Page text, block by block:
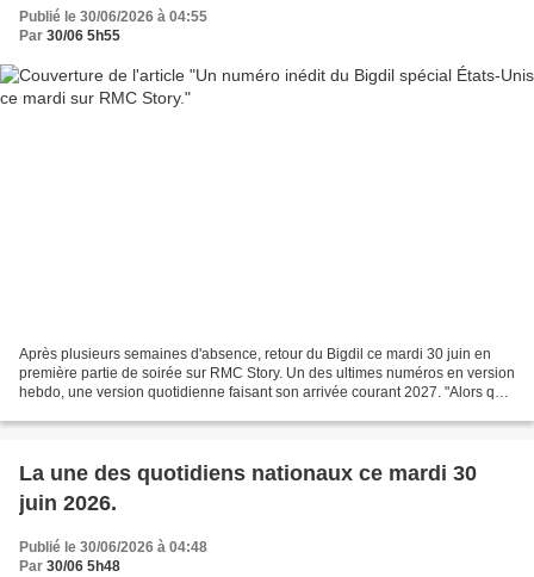
Publié le 30/06/2026 à 04:55
Par 30/06 5h55
Après plusieurs semaines d'absence, retour du Bigdil ce mardi 30 juin en
première partie de soirée sur RMC Story. Un des ultimes numéros en version
hebdo, une version quotidienne faisant son arrivée courant 2027. "Alors que
La une des quotidiens nationaux ce mardi 30
juin 2026.
Publié le 30/06/2026 à 04:48
Par 30/06 5h48